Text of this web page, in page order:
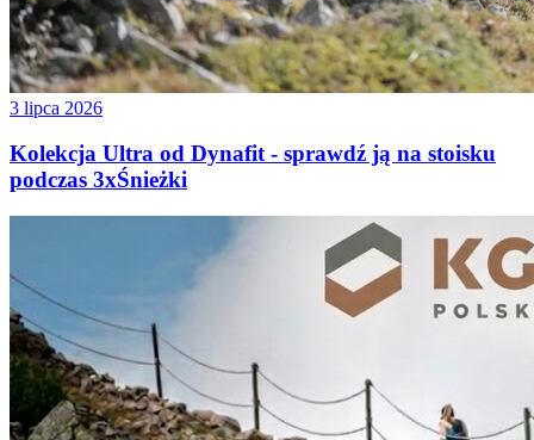
3 lipca 2026
Kolekcja Ultra od Dynafit - sprawdź ją na stoisku
podczas 3xŚnieżki